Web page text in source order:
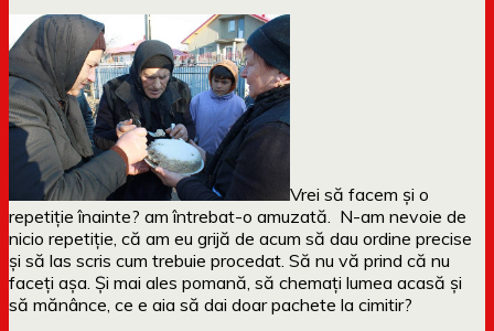
Vrei să facem și o
repetiție înainte? am întrebat-o amuzată. N-am nevoie de
nicio repetiție, că am eu grijă de acum să dau ordine precise
și să las scris cum trebuie procedat. Să nu vă prind că nu
faceți așa. Și mai ales pomană, să chemați lumea acasă și
să mănânce, ce e aia să dai doar pachete la cimitir?